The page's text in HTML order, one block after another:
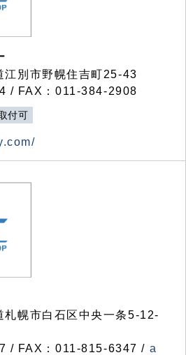
別市野幌住吉町25-43
/ FAX：011-384-2908
付可
幌市白石区中央一条5-12-
/ FAX：011-815-6347 / a